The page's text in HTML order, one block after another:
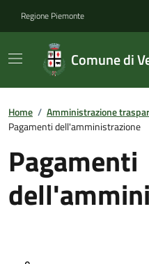
Regione Piemonte
Comune di
Home / Amministrazione
Pagamenti dell'amministrazione
Pagamenti